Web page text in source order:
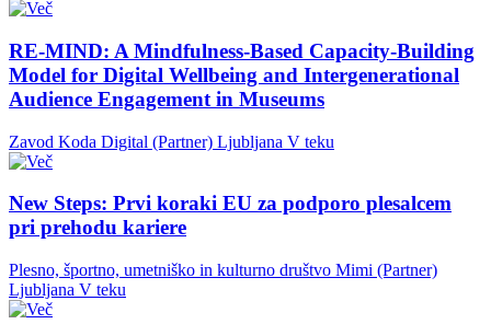
RE-MIND: A Mindfulness-Based Capacity-Building
Model for Digital Wellbeing and Intergenerational
Audience Engagement in Museums
Zavod Koda Digital (Partner) Ljubljana V teku
New Steps: Prvi koraki EU za podporo plesalcem
pri prehodu kariere
Plesno, športno, umetniško in kulturno društvo Mimi (Partner)
Ljubljana V teku